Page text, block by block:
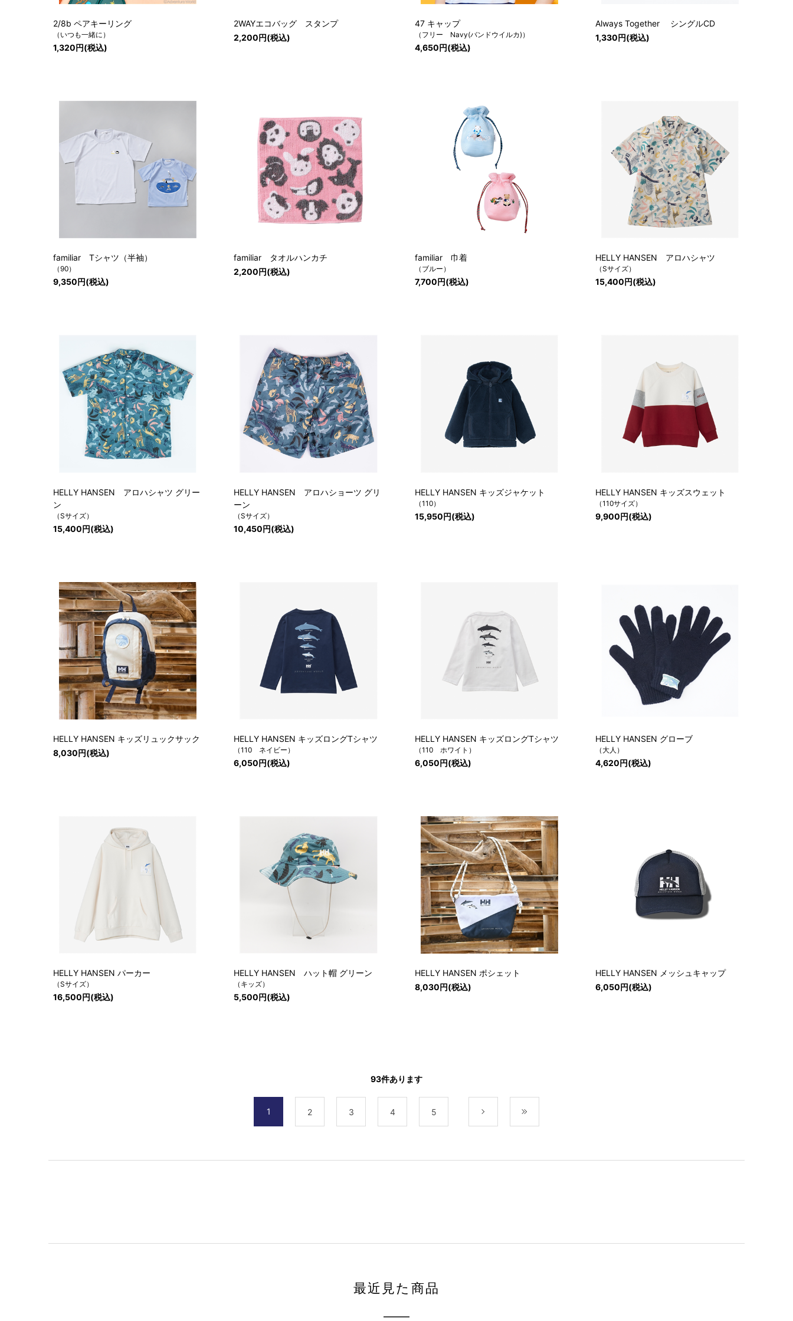
2/8b ペアキーリング
（いつも一緒に）
1,320円(税込)
2WAYエコバッグ スタンプ
2,200円(税込)
47 キャップ
（フリー Navy(バンドウイルカ)）
4,650円(税込)
Always Together シングルCD
1,330円(税込)
familiar Tシャツ（半袖）
（90）
9,350円(税込)
familiar タオルハンカチ
2,200円(税込)
familiar 巾着
（ブルー）
7,700円(税込)
HELLY HANSEN アロハシャツ
（Sサイズ）
15,400円(税込)
HELLY HANSEN アロハシャツ グリー
ン
（Sサイズ）
15,400円(税込)
HELLY HANSEN アロハショーツ グリ
ーン
（Sサイズ）
10,450円(税込)
HELLY HANSEN キッズジャケット
（110）
15,950円(税込)
HELLY HANSEN キッズスウェット
（110サイズ）
9,900円(税込)
HELLY HANSEN キッズリュックサック
8,030円(税込)
HELLY HANSEN キッズロングTシャツ
（110 ネイビー）
6,050円(税込)
HELLY HANSEN キッズロングTシャツ
（110 ホワイト）
6,050円(税込)
HELLY HANSEN グローブ
（大人）
4,620円(税込)
HELLY HANSEN パーカー
（Sサイズ）
16,500円(税込)
HELLY HANSEN ハット帽 グリーン
（キッズ）
5,500円(税込)
HELLY HANSEN ポシェット
8,030円(税込)
HELLY HANSEN メッシュキャップ
6,050円(税込)
93件あります
1 2 3 4 5
最近見た商品